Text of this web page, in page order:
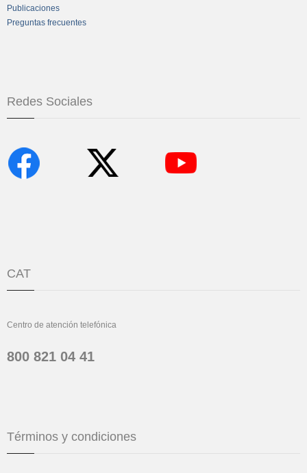
Publicaciones
Preguntas frecuentes
Redes Sociales
CAT
Centro de atención telefónica
800 821 04 41
Términos y condiciones